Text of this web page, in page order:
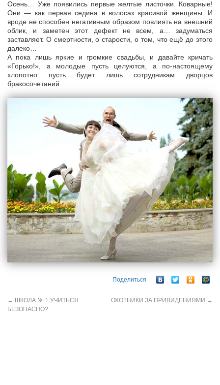
Осень… Уже появились первые желтые листочки. Коварные!
Они — как первая седина в волосах красивой женщины. И
вроде не способен негативным образом повлиять на внешний
облик, и заметен этот дефект не всем, а… задуматься
заставляет. О смертности, о старости, о том, что ещё до этого
далеко…
А пока лишь яркие и громкие свадьбы, и давайте кричать
«Горько!», а молодые пусть целуются, а по-настоящему
хлопотно пусть будет лишь сотрудникам дворцов
бракосочетаний.
Поделиться
← ШКОЛА № 1:УЧИТЬСЯ
БЕЗОПАСНО?
ОХОТНИКИ ЗА ПРИВИДЕНИЯМИ →